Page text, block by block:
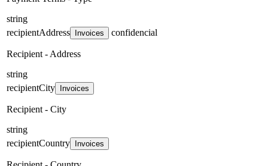
string
recipientAddress
Invoices confidencial
Recipient - Address
string
recipientCity
Invoices
Recipient - City
string
recipientCountry
Invoices